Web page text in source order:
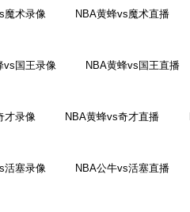
魔术录像 NBA黄蜂vs魔术直播
vs国王录像 NBA黄蜂vs国王直播
才录像 NBA黄蜂vs奇才直播
活塞录像 NBA公牛vs活塞直播